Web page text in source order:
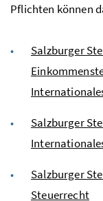
Pflichten können
Salzburger
Salzburger
Salzburger
Steuerrecht